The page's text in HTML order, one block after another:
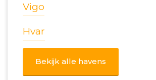
Vigo
Hvar
Bekijk alle havens